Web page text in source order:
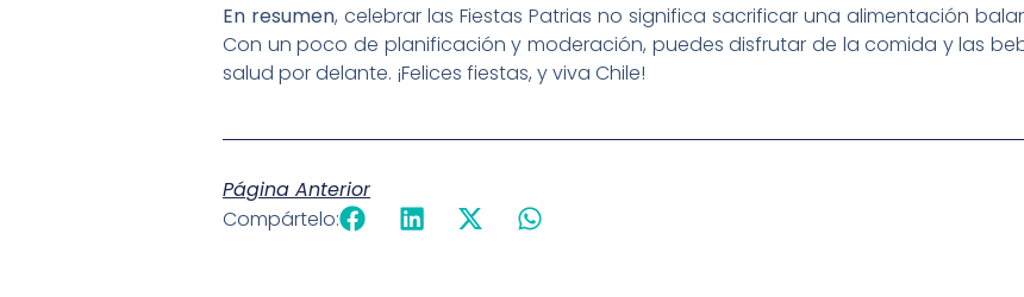
En resumen, celebrar las Fiestas Patrias no significa sacrificar una alimentación
Con un poco de planificación y moderación, puedes disfrutar de la comida y las
salud por delante. ¡Felices fiestas, y viva Chile!
Página Anterior
Compártelo: